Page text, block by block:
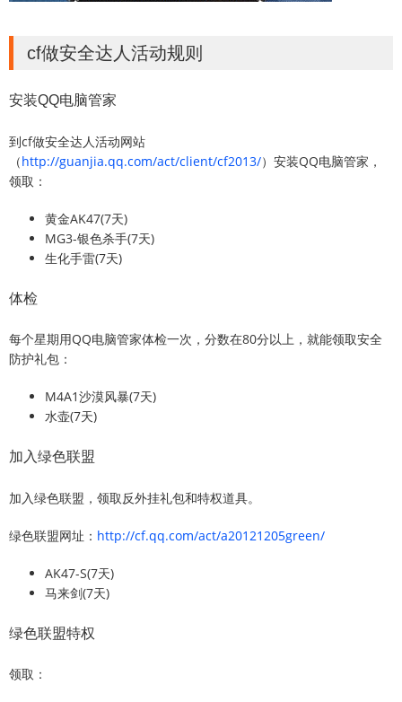
cf做安全达人活动规则
安装QQ电脑管家
到cf做安全达人活动网站
（http://guanjia.qq.com/act/client/cf2013/）安装QQ电脑管家，
领取：
黄金AK47(7天)
MG3-银色杀手(7天)
生化手雷(7天)
体检
每个星期用QQ电脑管家体检一次，分数在80分以上，就能领取安全
防护礼包：
M4A1沙漠风暴(7天)
水壶(7天)
加入绿色联盟
加入绿色联盟，领取反外挂礼包和特权道具。
绿色联盟网址： http://cf.qq.com/act/a20121205green/
AK47-S(7天)
马来剑(7天)
绿色联盟特权
领取：